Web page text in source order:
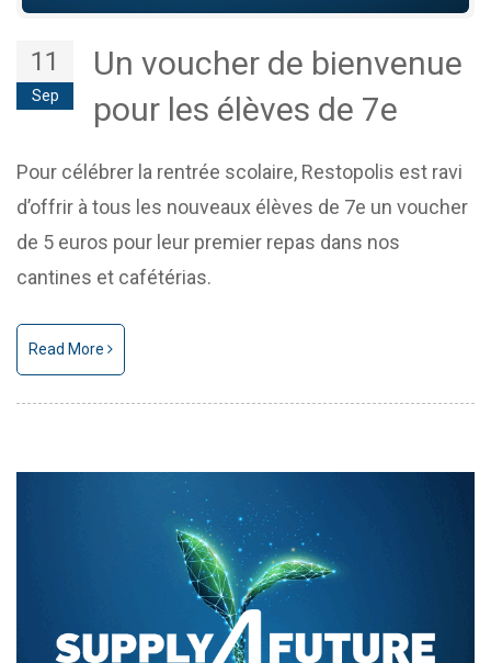
11
Sep
Un voucher de bienvenue
pour les élèves de 7e
Pour célébrer la rentrée scolaire, Restopolis est ravi
d’offrir à tous les nouveaux élèves de 7e un voucher
de 5 euros pour leur premier repas dans nos
cantines et cafétérias.
Read More